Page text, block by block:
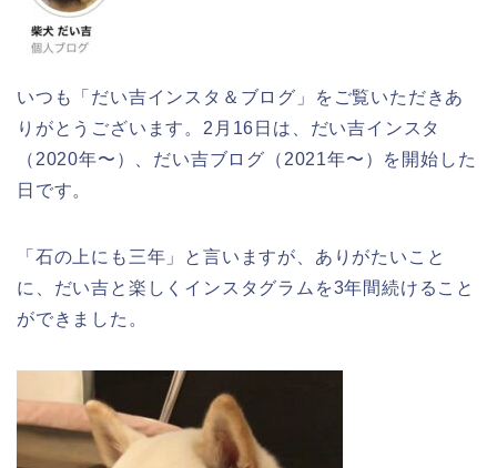
いつも「だい吉インスタ＆ブログ」をご覧いただきあ
りがとうございます。2月16日は、だい吉インスタ
（2020年〜）、だい吉ブログ（2021年〜）を開始した
日です。
「石の上にも三年」と言いますが、ありがたいこと
に、だい吉と楽しくインスタグラムを3年間続けること
ができました。